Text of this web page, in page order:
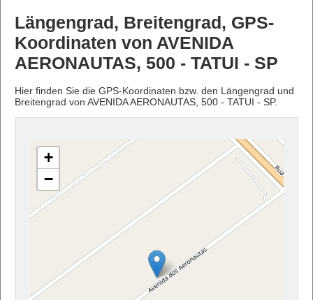
Längengrad, Breitengrad, GPS-
Koordinaten von AVENIDA
AERONAUTAS, 500 - TATUI - SP
Hier finden Sie die GPS-Koordinaten bzw. den Längengrad und
Breitengrad von AVENIDA AERONAUTAS, 500 - TATUI - SP.
+
−